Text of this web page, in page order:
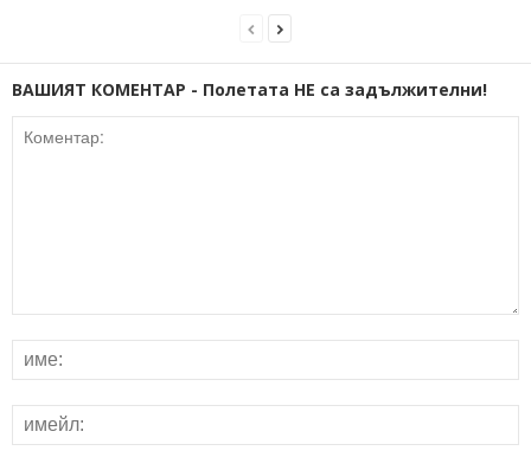
ВАШИЯТ КОМЕНТАР - Полетата НЕ са задължителни!